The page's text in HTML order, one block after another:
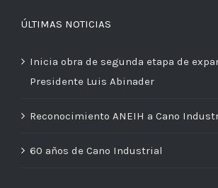
ÚLTIMAS NOTICIAS
Inicia obra de segunda etapa de
Presidente Luis Abinader
Reconocimiento ANEIH a Cano
60 años de Cano Industrial